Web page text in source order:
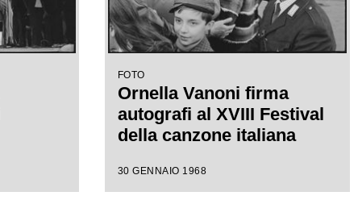
FOTO
Ornella Vanoni firma
autografi al XVIII Festival
della canzone italiana
30 GENNAIO 1968